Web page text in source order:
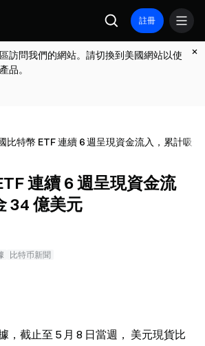
註冊
訪問我們的網站。請切換到美國網站以使
品。
比特幣 ETF 連續 6 週呈現資金流入，累計吸金
連續 6 週呈現資金流
34 億美元
比特币新聞
，截止至 5 月 8 日當週， 美元現貨比